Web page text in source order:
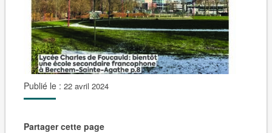
Publié le : 22 avril 2024
Partager cette page